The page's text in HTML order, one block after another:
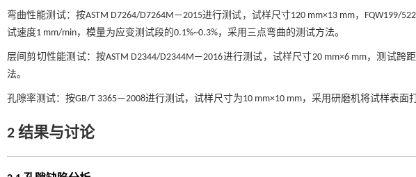
弯曲性能测试：按ASTM D7264/D7264M—2015进行测试，试样尺寸120 mm×13 mm，
试速度1 mm/min，模量为应变测试段的0.1%~0.3%，采用三点弯曲的测试方法。
层间剪切性能测试：按ASTM D2344/D2344M—2016进行测试，试样尺寸20 mm×6 mm，测试跨
法。
孔隙率测试：按GB/T 3365—2008进行测试，试样尺寸为10 mm×10 mm，采用研磨机将试样表面
2 结果与讨论